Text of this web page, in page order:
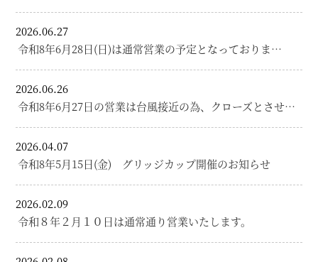
2026.06.27
令和8年6月28日(日)は通常営業の予定となっておりま…
2026.06.26
令和8年6月27日の営業は台風接近の為、クローズとさせ…
2026.04.07
令和8年5月15日(金) グリッジカップ開催のお知らせ
2026.02.09
令和８年２月１０日は通常通り営業いたします。